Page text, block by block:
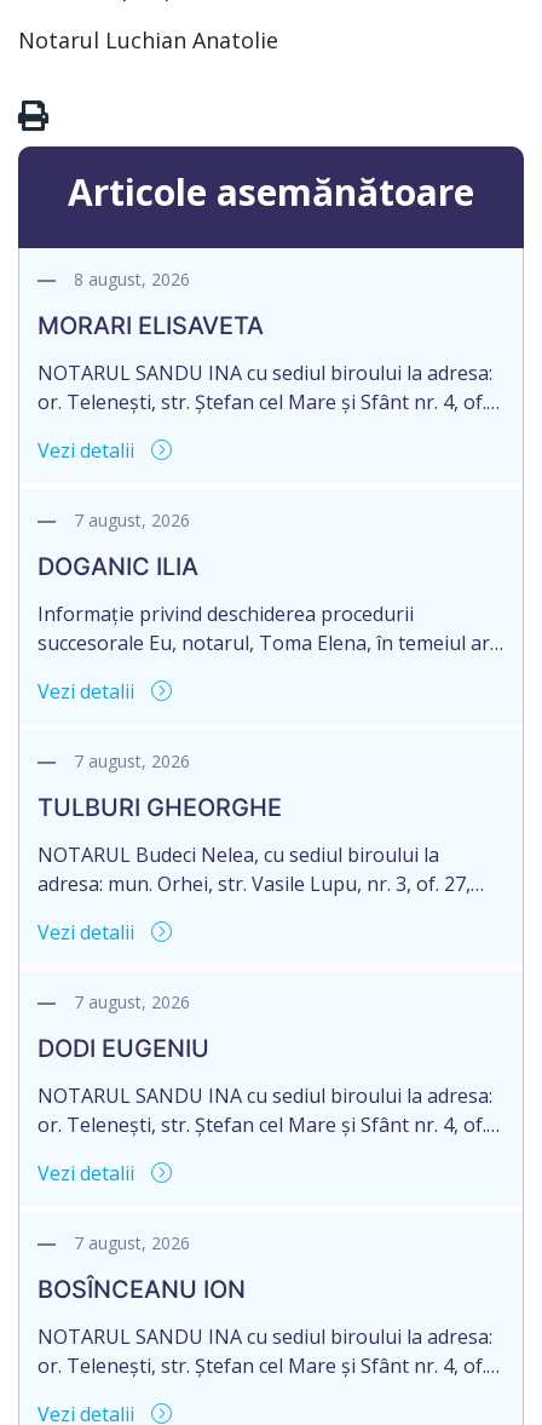
Notarul Luchian Anatolie
Articole asemănătoare
8 august, 2026
MORARI ELISAVETA
NOTARUL SANDU INA cu sediul biroului la adresa:
or. Telenești, str. Ștefan cel Mare și Sfânt nr. 4, of.
succesorale în urma decesului cet. MORARI
2005035073658, decedat/ă la data de 09.03.2026
Eliberarea certificatului de moștenitor este […]
Vezi detalii
7 august, 2026
DOGANIC ILIA
Informație privind deschiderea procedurii
succesorale Eu, notarul, Toma Elena, în temeiul art.
notific Moștenitorii/ persoană care are un interes
notariale în urma decesului cet. DOGANIC ILIA,
2007040006216. Eliberarea certificatului de
moștenitor este planificată în prealabil pentru […]
Vezi detalii
7 august, 2026
TULBURI GHEORGHE
NOTARUL Budeci Nelea, cu sediul biroului la
adresa: mun. Orhei, str. Vasile Lupu, nr. 3, of. 27,
în urma decesului cet. TULBURI GHEORGHE,
decedat/ă la 16 mai 2026. Eliberarea certificatului de
de 16.05.2027 termenul de opțiune pentru
acceptarea […]
Vezi detalii
7 august, 2026
DODI EUGENIU
NOTARUL SANDU INA cu sediul biroului la adresa:
or. Telenești, str. Ștefan cel Mare și Sfânt nr. 4, of.
succesorale în urma decesului cet. DODI EUGENIU,
2003035009604, decedat/ă la data de 12.01.2026
/doisprezece ianuarie anul două mii douăzeci și
șase/. Eliberarea certificatului de moștenitor este
[…]
Vezi detalii
7 august, 2026
BOSÎNCEANU ION
NOTARUL SANDU INA cu sediul biroului la adresa:
or. Telenești, str. Ștefan cel Mare și Sfânt nr. 4, of.
Vezi detalii